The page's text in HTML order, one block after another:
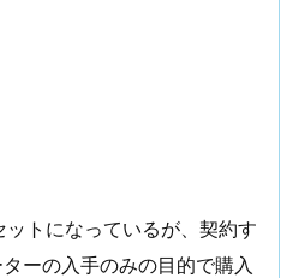
ットになっているが、契約す
ーの入手のみの目的で購入